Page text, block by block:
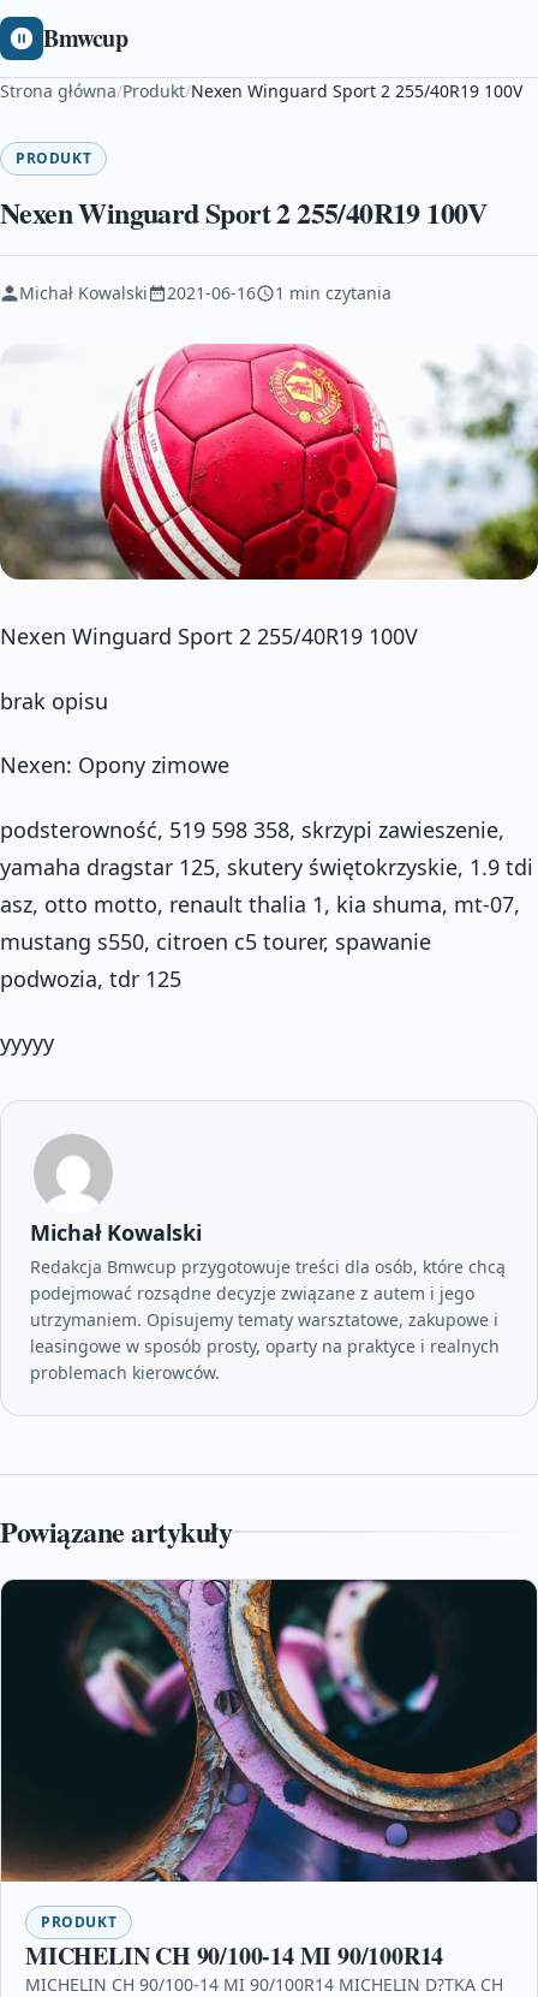
Bmwcup
Strona główna/Produkt/Nexen Winguard Sport 2 255/40R19 100V
PRODUKT
Nexen Winguard Sport 2 255/40R19 100V
Michał Kowalski 2021-06-16 1 min czytania
Nexen Winguard Sport 2 255/40R19 100V
brak opisu
Nexen: Opony zimowe
podsterowność, 519 598 358, skrzypi zawieszenie,
yamaha dragstar 125, skutery świętokrzyskie, 1.9 tdi
asz, otto motto, renault thalia 1, kia shuma, mt-07,
mustang s550, citroen c5 tourer, spawanie
podwozia, tdr 125
yyyyy
Michał Kowalski
Redakcja Bmwcup przygotowuje treści dla osób, które chcą
podejmować rozsądne decyzje związane z autem i jego
utrzymaniem. Opisujemy tematy warsztatowe, zakupowe i
leasingowe w sposób prosty, oparty na praktyce i realnych
problemach kierowców.
Powiązane artykuły
PRODUKT
MICHELIN CH 90/100-14 MI 90/100R14
MICHELIN CH 90/100-14 MI 90/100R14 MICHELIN D?TKA CH